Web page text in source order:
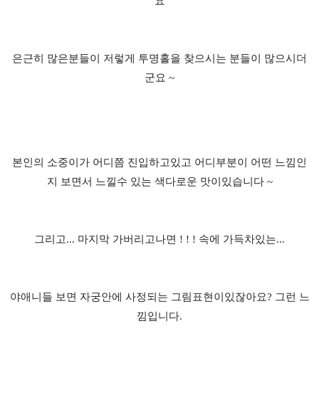
은근히 많은분들이 저렇게 투명홀을 찾으시는 분들이 많으시더
군요 ~
본인의 소중이가 어디쯤 진입하고있고 어디부분이 어떤 느낌인
지 보면서 느낄수 있는 색다로운 맛이있습니다 ~
그리고... 마지막 가버리고나면 ! ! ! 속에 가득차있는...
야애니들 보면 자궁안에 사정되는 그림표현이있잖아요? 그런 느
낌입니다.